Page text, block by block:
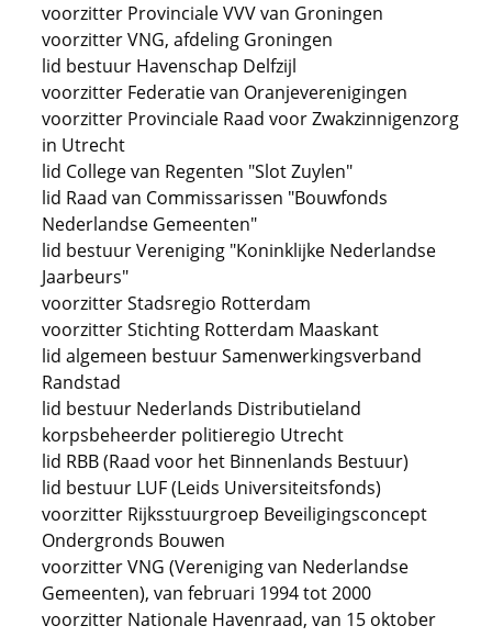
voorzitter Provinciale VVV van Groningen
voorzitter VNG, afdeling Groningen
lid bestuur Havenschap Delfzijl
voorzitter Federatie van Oranjeverenigingen
voorzitter Provinciale Raad voor Zwakzinnigenzorg
in Utrecht
lid College van Regenten "Slot Zuylen"
lid Raad van Commissarissen "Bouwfonds
Nederlandse Gemeenten"
lid bestuur Vereniging "Koninklijke Nederlandse
Jaarbeurs"
voorzitter Stadsregio Rotterdam
voorzitter Stichting Rotterdam Maaskant
lid algemeen bestuur Samenwerkingsverband
Randstad
lid bestuur Nederlands Distributieland
korpsbeheerder politieregio Utrecht
lid RBB (Raad voor het Binnenlands Bestuur)
lid bestuur LUF (Leids Universiteitsfonds)
voorzitter Rijksstuurgroep Beveiligingsconcept
Ondergronds Bouwen
voorzitter VNG (Vereniging van Nederlandse
Gemeenten), van februari 1994 tot 2000
voorzitter Nationale Havenraad, van 15 oktober